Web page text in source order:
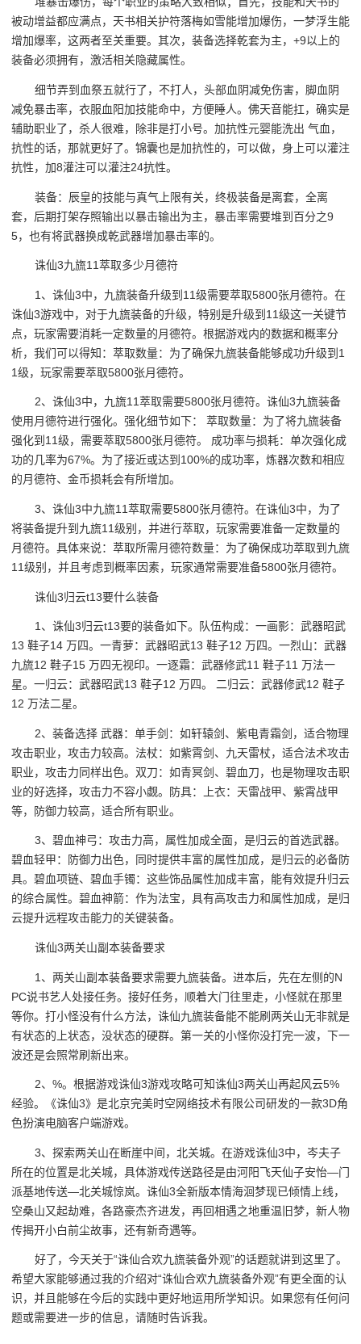
被动增益都应满点，天书相关护符落梅如雪能增加爆伤，一梦浮生能
增加爆率，这两者至关重要。其次，装备选择乾套为主，+9以上的
装备必须拥有，激活相关隐藏属性。
细节弄到血祭五就行了，不打人，头部血阴减免伤害，脚血阴
减免暴击率，衣服血阳加技能命中，方便睡人。佛天音能扛，确实是
辅助职业了，杀人很难，除非是打小号。加抗性元婴能洗出 气血，
抗性的话，那就更好了。锦囊也是加抗性的，可以做，身上可以灌注
抗性，加8灌注可以灌注24抗性。
装备：辰皇的技能与真气上限有关，终极装备是离套，全离
套，后期打架存照输出以暴击输出为主，暴击率需要堆到百分之9
5，也有将武器换成乾武器增加暴击率的。
诛仙3九旒11萃取多少月德符
1、诛仙3中，九旒装备升级到11级需要萃取5800张月德符。在
诛仙3游戏中，对于九旒装备的升级，特别是升级到11级这一关键节
点，玩家需要消耗一定数量的月德符。根据游戏内的数据和概率分
析，我们可以得知：萃取数量：为了确保九旒装备能够成功升级到1
1级，玩家需要萃取5800张月德符。
2、诛仙3中，九旒11萃取需要5800张月德符。诛仙3九旒装备
使用月德符进行强化。强化细节如下： 萃取数量：为了将九旒装备
强化到11级，需要萃取5800张月德符。 成功率与损耗：单次强化成
功的几率为67%。为了接近或达到100%的成功率，炼器次数和相应
的月德符、金币损耗会有所增加。
3、诛仙3中九旒11萃取需要5800张月德符。在诛仙3中，为了
将装备提升到九旒11级别，并进行萃取，玩家需要准备一定数量的
月德符。具体来说：萃取所需月德符数量：为了确保成功萃取到九旒
11级别，并且考虑到概率因素，玩家通常需要准备5800张月德符。
诛仙3归云t13要什么装备
1、诛仙3归云t13要的装备如下。队伍构成：一画影：武器昭武
13 鞋子14 万四。一青萝：武器昭武13 鞋子12 万四。一烈山：武器
九旒12 鞋子15 万四无视印。一逐霜：武器修武11 鞋子11 万法一
星。一归云：武器昭武13 鞋子12 万四。 二归云：武器修武12 鞋子
12 万法二星。
2、装备选择 武器：单手剑：如轩辕剑、紫电青霜剑，适合物理
攻击职业，攻击力较高。法杖：如紫霄剑、九天雷杖，适合法术攻击
职业，攻击力同样出色。双刀：如青冥剑、碧血刀，也是物理攻击职
业的好选择，攻击力不容小觑。防具：上衣：天雷战甲、紫霄战甲
等，防御力较高，适合所有职业。
3、碧血神弓：攻击力高，属性加成全面，是归云的首选武器。
碧血轻甲：防御力出色，同时提供丰富的属性加成，是归云的必备防
具。碧血项链、碧血手镯：这些饰品属性加成丰富，能有效提升归云
的综合属性。碧血神箭：作为法宝，具有高攻击力和属性加成，是归
云提升远程攻击能力的关键装备。
诛仙3两关山副本装备要求
1、两关山副本装备要求需要九旒装备。进本后，先在左侧的N
PC说书艺人处接任务。接好任务，顺着大门往里走，小怪就在那里
等你。打小怪没有什么方法，诛仙九旒装备能不能刷两关山无非就是
有状态的上状态，没状态的硬群。第一关的小怪你没打完一波，下一
波还是会照常刷新出来。
2、%。根据游戏诛仙3游戏攻略可知诛仙3两关山再起风云5%
经验。《诛仙3》是北京完美时空网络技术有限公司研发的一款3D角
色扮演电脑客户端游戏。
3、探索两关山在断崖中间，北关城。在游戏诛仙3中，岑夫子
所在的位置是北关城，具体游戏传送路径是由河阳飞天仙子安怡—门
派基地传送—北关城惊岚。诛仙3全新版本情海洄梦现已倾情上线，
空桑山又起劫难，各路豪杰齐进发，再回相遇之地重温旧梦，新人物
传揭开小白前尘故事，还有新奇遇等。
好了，今天关于“诛仙合欢九旒装备外观”的话题就讲到这里了。
希望大家能够通过我的介绍对“诛仙合欢九旒装备外观”有更全面的认
识，并且能够在今后的实践中更好地运用所学知识。如果您有任何问
题或需要进一步的信息，请随时告诉我。